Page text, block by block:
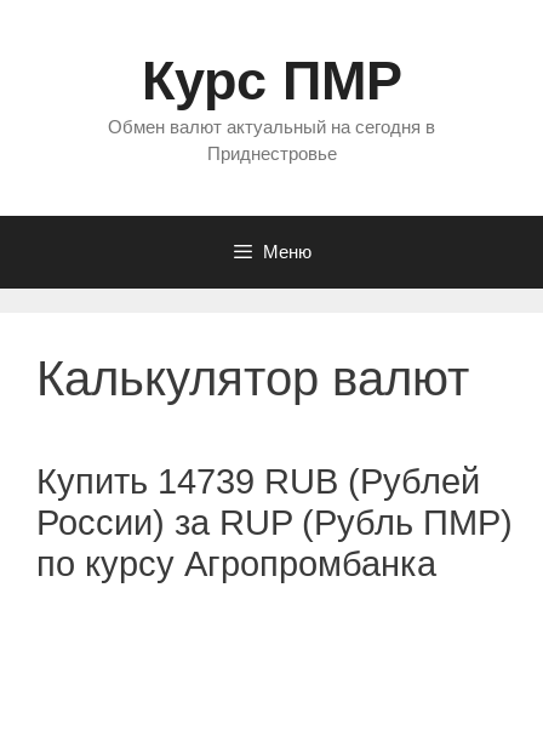
Курс ПМР
Обмен валют актуальный на сегодня в
Приднестровье
Меню
Калькулятор валют
Купить 14739 RUB (Рублей
России) за RUP (Рубль ПМР)
по курсу Агропромбанка